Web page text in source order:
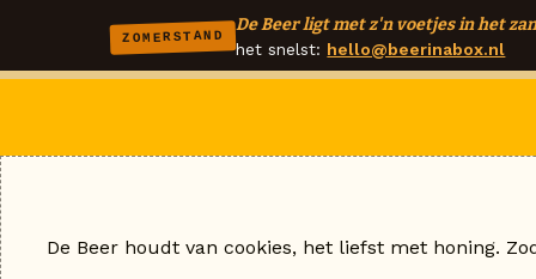
ZOMERSTAND
De Beer ligt met z'n voetjes in het
het snelst: hello@beerinabox.nl
De Beer houdt van cookies, het liefst met honing.